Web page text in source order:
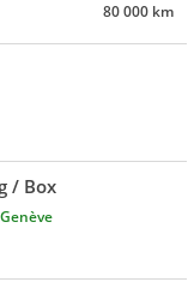
80 000 km
/ Box